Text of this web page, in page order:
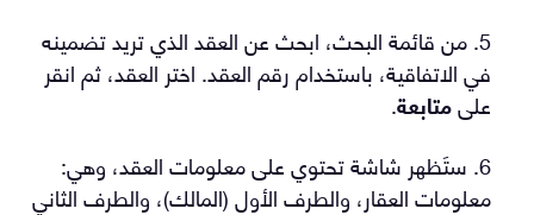
5. من قائمة البحث، ابحث عن العقد الذي تريد تضمينه
في الاتفاقية، باستخدام رقم العقد. اختر العقد، ثم انقر
علىمتابعة.
6. ستَظهر شاشة تحتوي على معلومات العقد، وهي:
معلومات العقار، والطرف الأول (المالك)، والطرف الثاني